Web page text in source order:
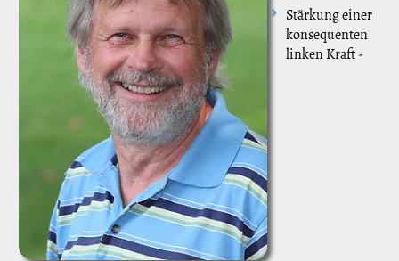
Stärkung einer
konsequenten
linken Kraft -